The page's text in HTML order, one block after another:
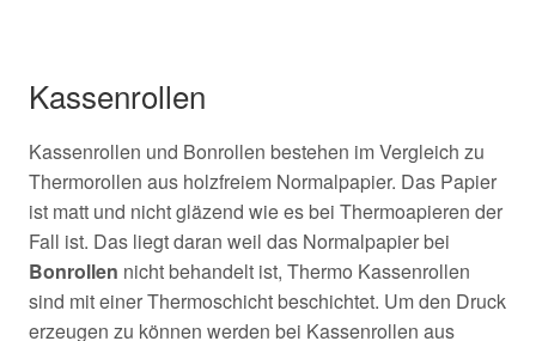
Kassenrollen
Kassenrollen und Bonrollen bestehen im Vergleich zu
Thermorollen aus holzfreiem Normalpapier. Das Papier
ist matt und nicht gläzend wie es bei Thermoapieren der
Fall ist. Das liegt daran weil das Normalpapier bei
Bonrollen nicht behandelt ist, Thermo Kassenrollen
sind mit einer Thermoschicht beschichtet. Um den Druck
erzeugen zu können werden bei Kassenrollen aus